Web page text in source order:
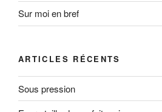
Sur moi en bref
ARTICLES RÉCENTS
Sous pression